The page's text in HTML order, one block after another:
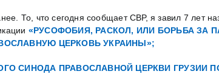
То, что сегодня сообщает СВР, я завил 7 лет
«РУСОФОБИЯ, РАСКОЛ, ИЛИ БОРЬБА ЗА
ЦЕРКОВЬ УКРАИНЫ»;
СИНОДА ПРАВОСЛАВНОЙ ЦЕРКВИ ГРУЗИИ